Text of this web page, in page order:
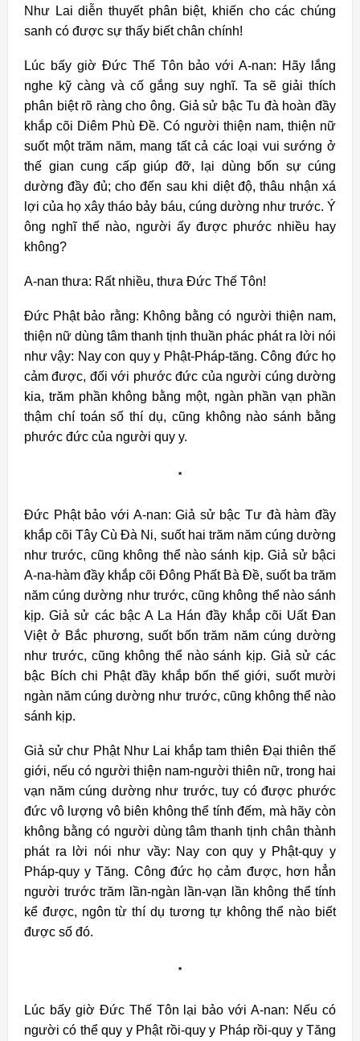
Như Lai diễn thuyết phân biệt, khiến cho các chúng
sanh có được sự thấy biết chân chính!
Lúc bấy giờ Đức Thế Tôn bảo với A-nan: Hãy lắng
nghe kỹ càng và cố gắng suy nghĩ. Ta sẽ giải thích
phân biệt rõ ràng cho ông. Giả sử bậc Tu đà hoàn đầy
khắp cõi Diêm Phù Đề. Có người thiện nam, thiện nữ
suốt một trăm năm, mang tất cả các loại vui sướng ở
thế gian cung cấp giúp đỡ, lại dùng bốn sự cúng
dường đầy đủ; cho đến sau khi diệt độ, thâu nhận xá
lợi của họ xây tháo bảy báu, cúng dường như trước. Ý
ông nghĩ thế nào, người ấy được phước nhiều hay
không?
A-nan thưa: Rất nhiều, thưa Đức Thế Tôn!
Đức Phật bảo rằng: Không bằng có người thiện nam,
thiện nữ dùng tâm thanh tịnh thuần phác phát ra lời nói
như vậy: Nay con quy y Phật-Pháp-tăng. Công đức họ
cảm được, đối với phước đức của người cúng dường
kia, trăm phần không bằng một, ngàn phần vạn phần
thậm chí toán số thí dụ, cũng không nào sánh bằng
phước đức của người quy y.
*
Đức Phật bảo với A-nan: Giả sử bậc Tư đà hàm đầy
khắp cõi Tây Cù Đà Ni, suốt hai trăm năm cúng dường
như trước, cũng không thể nào sánh kịp. Giả sử bậci
A-na-hàm đầy khắp cõi Đông Phất Bà Đề, suốt ba trăm
năm cúng dường như trước, cũng không thể nào sánh
kịp. Giả sử các bậc A La Hán đầy khắp cõi Uất Đan
Việt ở Bắc phương, suốt bốn trăm năm cúng dường
như trước, cũng không thể nào sánh kịp. Giả sử các
bậc Bích chi Phật đầy khắp bốn thế giới, suốt mười
ngàn năm cúng dường như trước, cũng không thể nào
sánh kịp.
Giả sử chư Phật Như Lai khắp tam thiên Đại thiên thế
giới, nếu có người thiện nam-người thiên nữ, trong hai
vạn năm cúng dường như trước, tuy có được phước
đức vô lượng vô biên không thể tính đếm, mà hãy còn
không bằng có người dùng tâm thanh tịnh chân thành
phát ra lời nói như vầy: Nay con quy y Phật-quy y
Pháp-quy y Tăng. Công đức họ cảm được, hơn hẳn
người trước trăm lần-ngàn lần-vạn lần không thể tính
kể được, ngôn từ thí dụ tương tự không thể nào biết
được số đó.
*
Lúc bấy giờ Đức Thế Tôn lại bảo với A-nan: Nếu có
người có thể quy y Phật rồi-quy y Pháp rồi-quy y Tăng